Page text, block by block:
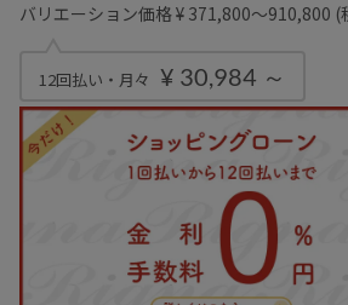
バリエーション価格 ¥ 371,800～910,800 (
12回払い・月々 ¥ 30,984 ～